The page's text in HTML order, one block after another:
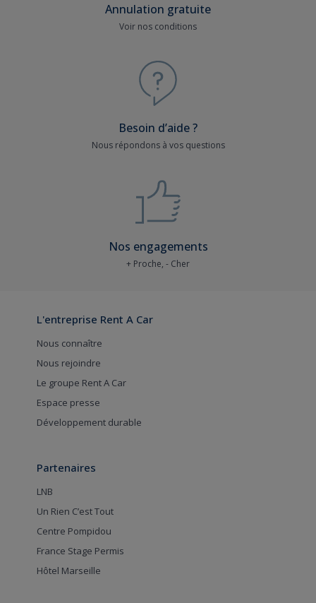
Annulation gratuite
Voir nos conditions
Besoin d’aide ?
Nous répondons à vos questions
Nos engagements
+ Proche, - Cher
L'entreprise Rent A Car
Nous connaître
Nous rejoindre
Le groupe Rent A Car
Espace presse
Développement durable
Partenaires
LNB
Un Rien C’est Tout
Centre Pompidou
France Stage Permis
Hôtel Marseille